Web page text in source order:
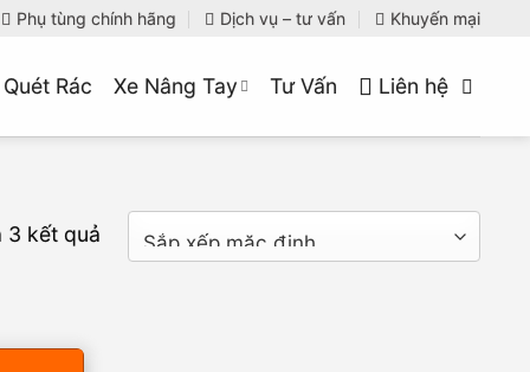
Phụ tùng chính hãng Dịch vụ – tư vấn Khuyến mại
Rác Xe Nâng Tay Tư Vấn Liên hệ
3 kết quả